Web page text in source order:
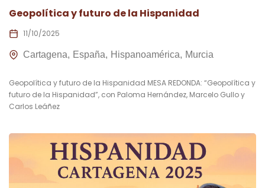
Geopolítica y futuro de la Hispanidad
11/10/2025
Cartagena España Hispanoamérica Murcia
Geopolítica y futuro de la Hispanidad MESA REDONDA: “Geopolítica y
futuro de la Hispanidad”, con Paloma Hernández, Marcelo Gullo y
Carlos Leáñez